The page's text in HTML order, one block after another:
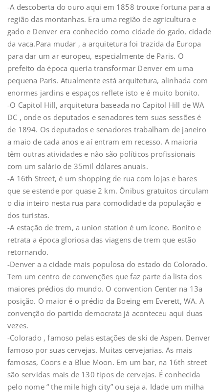
-A descoberta do ouro aqui em 1858 trouxe fortuna para a
região das montanhas. Era uma região de agricultura e
gado e Denver era conhecido como cidade do gado, cidade
da vaca.Para mudar , a arquitetura foi trazida da Europa
para dar um ar europeu, especialmente de Paris. O
prefeito da época queria transformar Denver em uma
pequena Paris. Atualmente está arquitetura, alinhada com
enormes jardins e espaços reflete isto e é muito bonito.
-O Capitol Hill, arquitetura baseada no Capitol Hill de WA
DC , onde os deputados e senadores tem suas sessões é
de 1894. Os deputados e senadores trabalham de janeiro
a maio de cada anos e aí entram em recesso. A maioria
têm outras atividades e não são políticos profissionais
com um salário de 35mil dólares anuais.
-A 16th Street, é um shopping de rua com lojas e bares
que se estende por quase 2 km. Ônibus gratuitos circulam
o dia inteiro nesta rua para comodidade da população e
dos turistas.
-A estação de trem, a union station é um ícone. Bonito e
retrata a época gloriosa das viagens de trem que estão
retornando.
-Denver a a cidade mais populosa do estado do Colorado.
Tem um centro de convenções que faz parte da lista dos
maiores prédios do mundo. O convention Center na 13a
posição. O maior é o prédio da Boeing em Everett, WA. A
convenção do partido democrata já aconteceu aqui duas
vezes.
-Colorado , famoso pelas estações de ski de Aspen. Denver
famoso por suas cervejas. Muitas cervejarias. As mais
famosas, Coors e a Blue Moon. Em um bar, na 16th street
são servidas mais de 130 tipos de cervejas. É conhecida
pelo nome “ the mile high city” ou seja a. Idade um milha